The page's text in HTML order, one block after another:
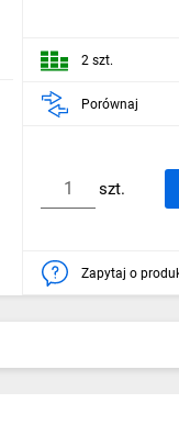
2 szt.
Porównaj
szt.
Zapytaj o